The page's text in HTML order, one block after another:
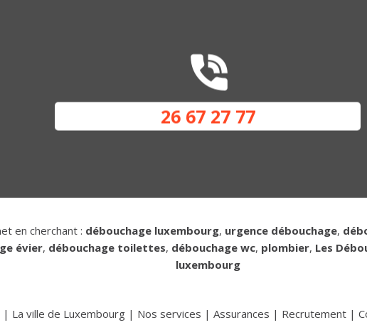
26 67 27 77
en cherchant : débouchage luxembourg, urgence débouchage,
évier, débouchage toilettes, débouchage wc, plombier, Les
luxembourg
| La ville de Luxembourg | Nos services | Assurances | Recrutement |